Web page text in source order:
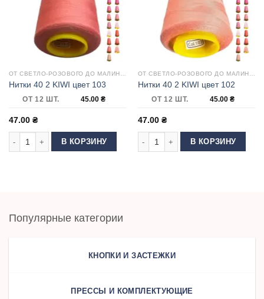
ОТ СВЕТЛО-РОЗОВОГО ДО МАЛИНОВОГО
Нитки 40 2 KIWI цвет 103
ОТ 12 ШТ. 45.00 ₴
47.00 ₴
Количество товара Нитки 40 2 KIWI цвет 103
В КОРЗИНУ
ОТ СВЕТЛО-РОЗОВОГО ДО МАЛИНОВОГО
Нитки 40 2 KIWI цвет 102
ОТ 12 ШТ. 45.00 ₴
47.00 ₴
Количество товара Нитки 40 2 KIWI
В КОРЗИНУ
Популярные категории
КНОПКИ И ЗАСТЕЖКИ
ПРЕССЫ И КОМПЛЕКТУЮЩИЕ